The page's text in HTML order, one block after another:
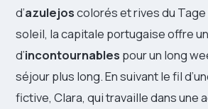
d’azulejoscolorés et rives du
soleil, la capitale portugaise offre
d’incontournables pour un long
séjour plus long. En suivant le fil
fictive, Clara, qui travaille dans une